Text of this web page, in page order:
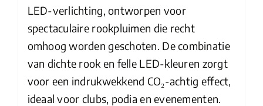
LED-verlichting, ontworpen voor
spectaculaire rookpluimen die recht
omhoog worden geschoten. De combinatie
van dichte rook en felle LED-kleuren zorgt
voor een indrukwekkend CO₂-achtig effect,
ideaal voor clubs, podia en evenementen.